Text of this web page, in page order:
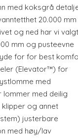
med koksgrå
20.000
og ned har vi
mm og pusteevne
for for best
(Elevator™) for
med
lommer med deilig
og annet
justerbare
med høy/lav